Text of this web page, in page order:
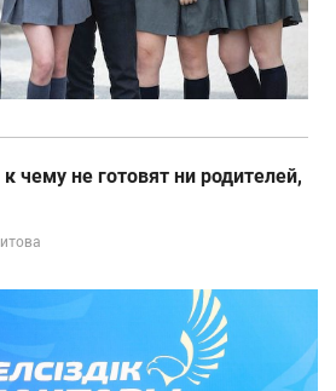
чему не готовят ни родителей,